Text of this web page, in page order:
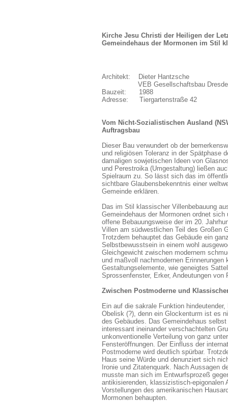
Kirche Jesu Christi der Heiligen der
Gemeindehaus der Mormonen im Stil
Architekt:
Dieter Hantzsche
VEB Gesellschaftsbau
Bauzeit:
1988
Adresse:
Tiergartenstraße 42
Vom Nicht-Sozialistischen Ausland
Auftragsbau
Dieser Bau verwundert ob der
und religiösen Toleranz in der Spätphase
damaligen sowjetischen Ideen von
und Perestroika (Umgestaltung) ließen
Spielraum zu. So lässt sich das im
sichtbare Glaubensbekenntnis einer
Gemeinde erklären.
Das im Stil klassischer Villenbebauung
Gemeindehaus der Mormonen ordnet sich
offene Bebauungsweise der im 20.
Villen am südwestlichen Teil des Großen
Trotzdem behauptet das Gebäude ein
Selbstbewusstsein in einem wohl
Gleichgewicht zwischen modernem
und maßvoll nachmodernen Erinnerungen
Gestaltungselemente, wie geneigtes
Sprossenfenster, Erker, Andeutungen von
Zwischen Postmoderne und
Ein auf die sakrale Funktion hindeutender,
Obelisk (?), denn ein Glockenturm ist es
des Gebäudes. Das Gemeindehaus
interessant ineinander verschachtelten
unkonventionelle Verteilung von ganz
Fensteröffnungen. Der Einfluss der
Postmoderne wird deutlich spürbar.
Haus seine Würde und denunziert sich
Ironie und Zitatenquark. Nach Aussagen
musste man sich im Entwurfsprozeß
antikisierenden, klassizistisch-epigonalen
Vorstellungen des amerikanischen
Mormonen behaupten.